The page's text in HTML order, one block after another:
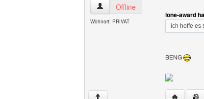
boycooljk Benutzer-Profile anzeigen
Offline
Wohnort: PRIVAT
lone-award
ich hoffe es
BENG
↑ Website